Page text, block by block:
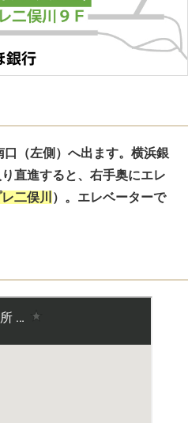
口
（左側）へ出ます。横浜銀
直進すると、右手奥にエレ
二俣川
）。エレベーターで